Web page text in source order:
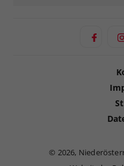
© 2026,